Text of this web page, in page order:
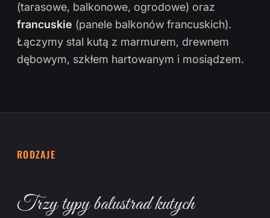
(tarasowe, balkonowe, ogrodowe) oraz
francuskie (panele balkonów francuskich).
Łączymy stal kutą z marmurem, drewnem
dębowym, szkłem hartowanym i mosiądzem.
RODZAJE
Trzy typy balustrad kutych